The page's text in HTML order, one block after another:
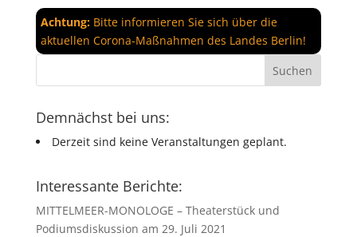
Achtung:Bitte informieren Sie sich über die
aktuellen Corona-Maßnahmen des Landes Berlin!
Demnächst bei uns:
Derzeit sind keine Veranstaltungen geplant.
Interessante Berichte:
MITTELMEER-MONOLOGE – Theaterstück und
Podiumsdiskussion am 29. Juli 2021